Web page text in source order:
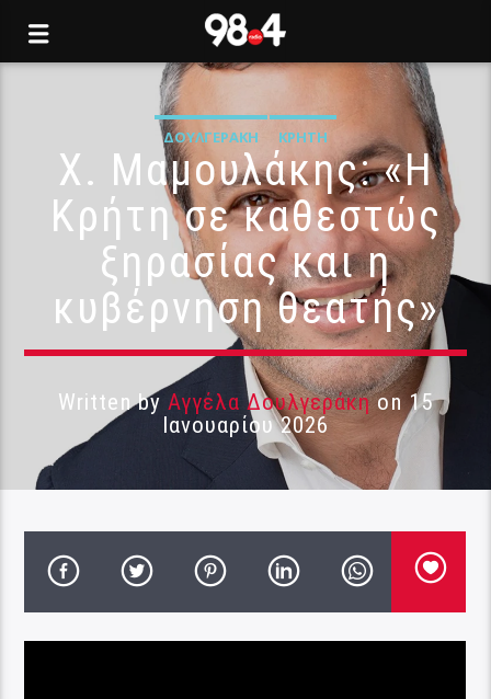
ΔΟΥΛΓΕΡΆΚΗ ΚΡΉΤΗ
Χ. Μαμουλάκης: «Η
Κρήτη σε καθεστώς
ξηρασίας και η
κυβέρνηση θεατής»
Written by Αγγέλα Δουλγεράκηon 15
Ιανουαρίου 2026